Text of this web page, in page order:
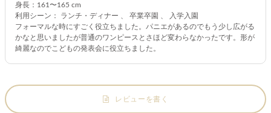
身長：161〜165 cm
利用シーン： ランチ・ディナー 、 卒業卒園 、 入学入園
フォーマルな時にすごく役立ちました。パニエがあるのでもう少し広がる
かなと思いましたが普通のワンピースとさほど変わらなかったです。形が
綺麗なのでこどもの発表会に役立ちました。
レビューを書く